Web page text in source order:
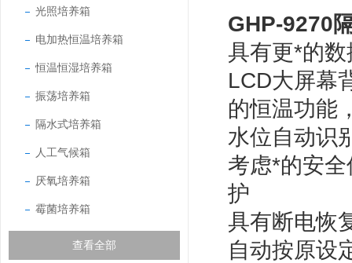
光照培养箱
电加热恒温培养箱
恒温恒湿培养箱
振荡培养箱
隔水式培养箱
人工气候箱
厌氧培养箱
霉菌培养箱
查看全部
GHP-9270
具有更*的
LCD大屏幕
的恒温功能
水位自动识
考虑*的安
护
具有断电恢
自动按原设